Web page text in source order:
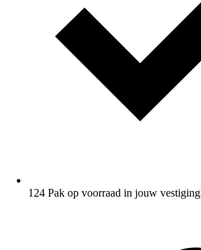
124 Pak op voorraad in jouw vestiging